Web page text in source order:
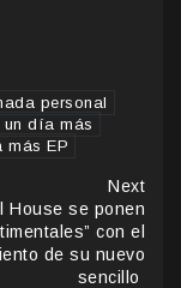
personal
día más
más EP
Next
House se ponen
con el
de su nuevo
sencillo